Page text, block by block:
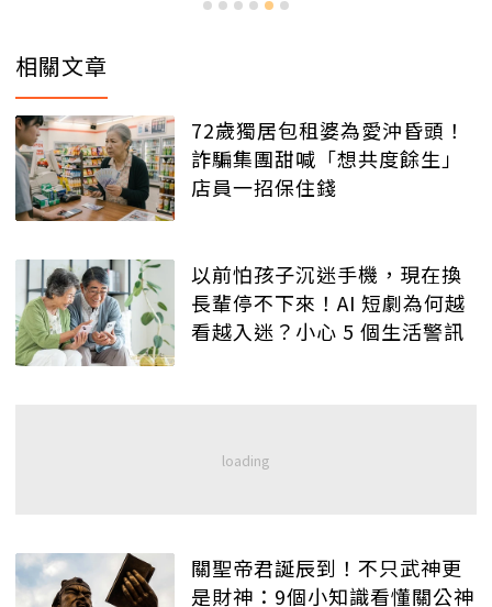
相關文章
72歲獨居包租婆為愛沖昏頭！
詐騙集團甜喊「想共度餘生」
店員一招保住錢
以前怕孩子沉迷手機，現在換
長輩停不下來！AI 短劇為何越
看越入迷？小心 5 個生活警訊
關聖帝君誕辰到！不只武神更
是財神：9個小知識看懂關公神